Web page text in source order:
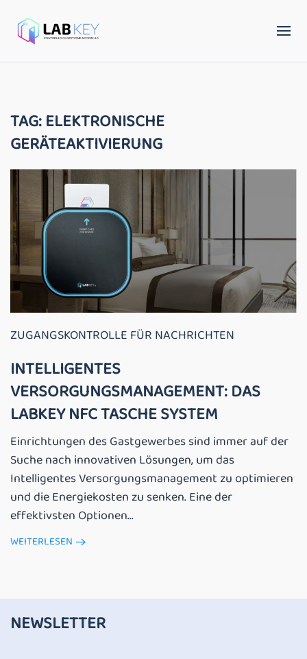
TAG:ELEKTRONISCHE
GERÄTEAKTIVIERUNG
ZUGANGSKONTROLLE FÜR NACHRICHTEN
INTELLIGENTES
VERSORGUNGSMANAGEMENT: DAS
LABKEY NFC TASCHE SYSTEM
Einrichtungen des Gastgewerbes sind immer auf der
Suche nach innovativen Lösungen, um das
Intelligentes Versorgungsmanagement zu optimieren
und die Energiekosten zu senken. Eine der
effektivsten Optionen...
WEITERLESEN
NEWSLETTER